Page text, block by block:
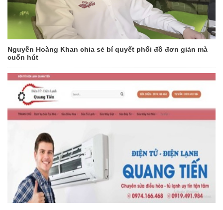
Nguyễn Hoàng Khan chia sẻ bí quyết phối đồ đơn giản mà
cuốn hút